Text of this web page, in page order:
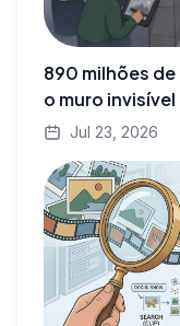
890 milhões
o muro
Jul 23, 2026